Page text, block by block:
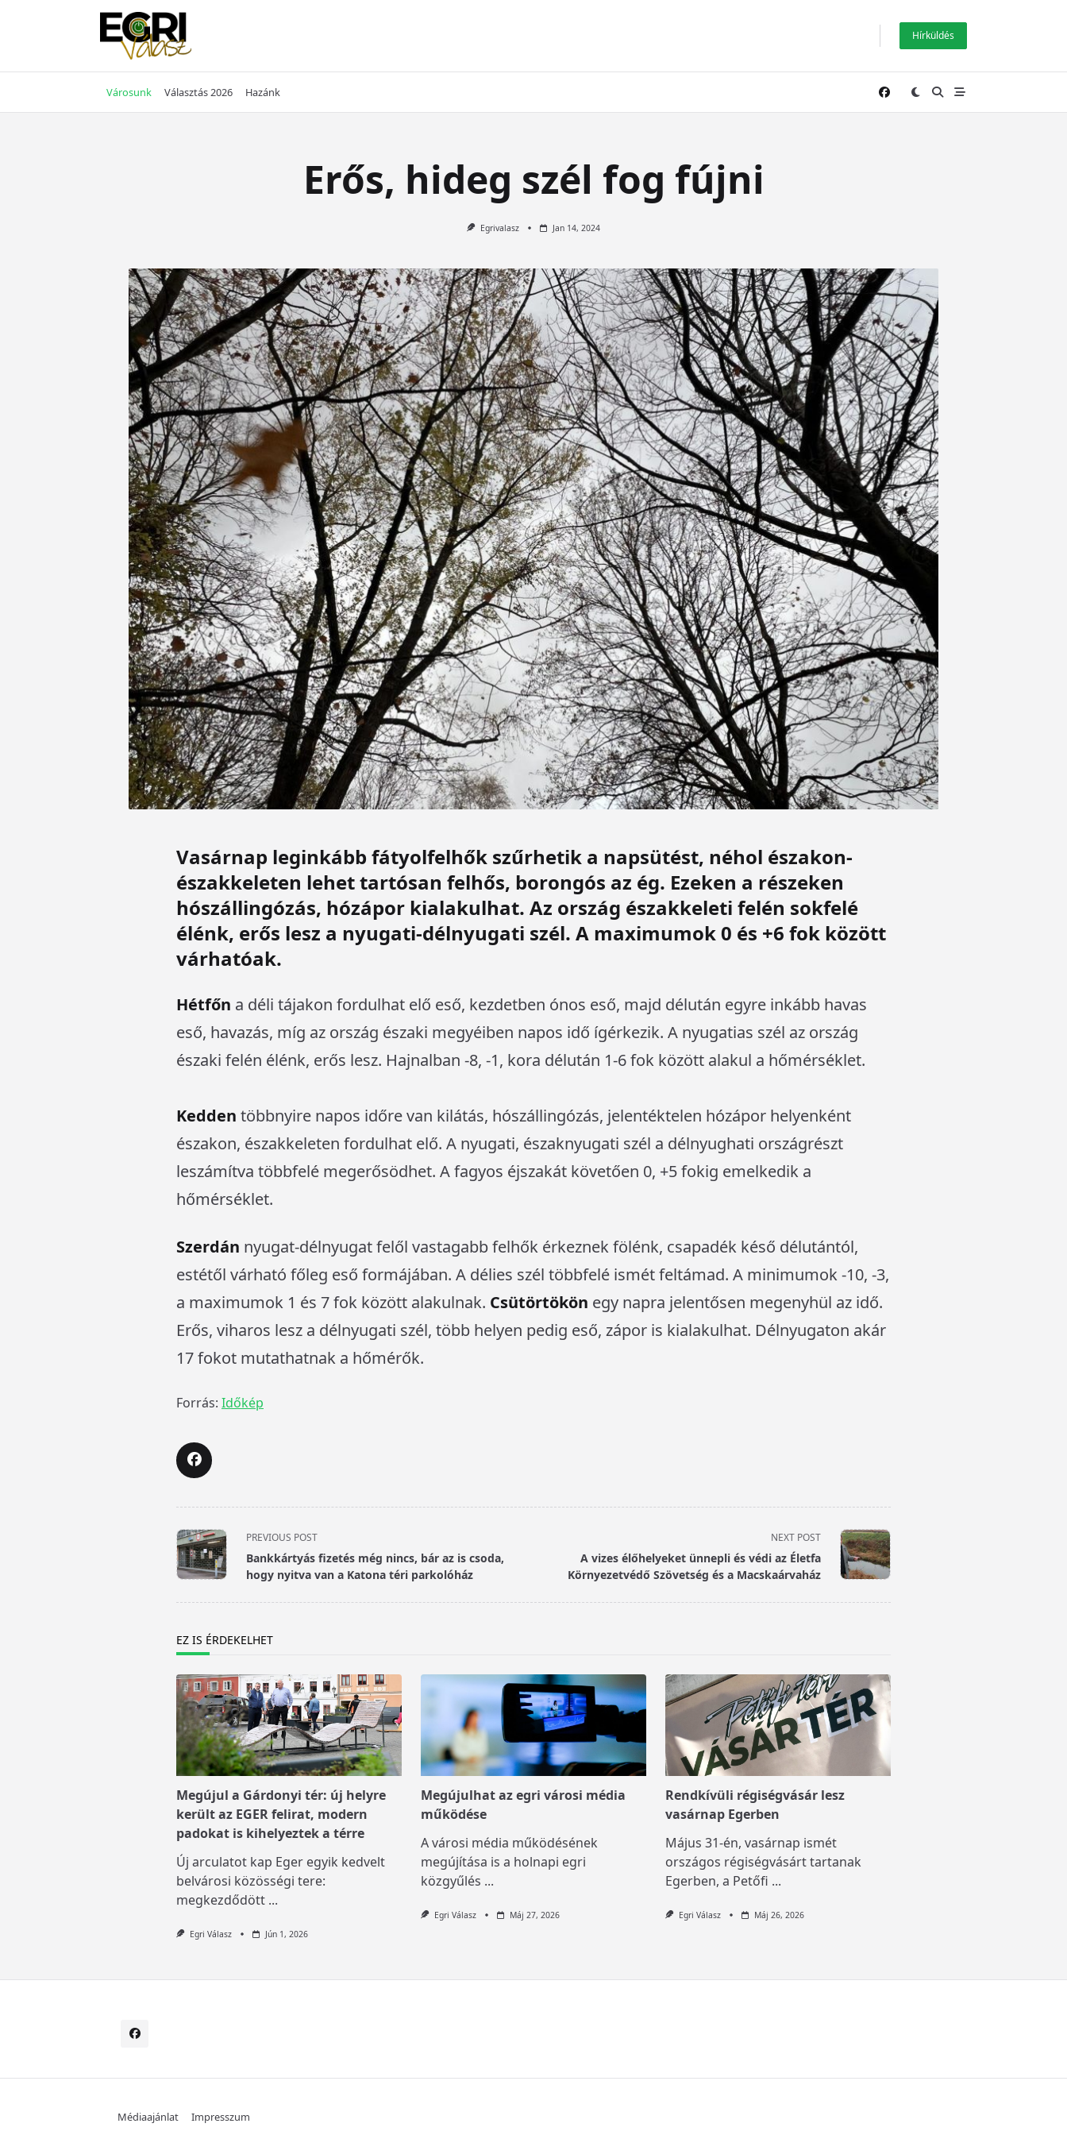
Hírküldés
Városunk Választás 2026 Hazánk
Erős, hideg szél fog fújni
Egrivalasz Jan 14, 2024
Vasárnap leginkább fátyolfelhők szűrhetik a napsütést, néhol északon-
északkeleten lehet tartósan felhős, borongós az ég. Ezeken a részeken
hószállingózás, hózápor kialakulhat. Az ország északkeleti felén sokfelé
élénk, erős lesz a nyugati-délnyugati szél. A maximumok 0 és +6 fok között
várhatóak.
Hétfőn a déli tájakon fordulhat elő eső, kezdetben ónos eső, majd délután egyre inkább havas
eső, havazás, míg az ország északi megyéiben napos idő ígérkezik. A nyugatias szél az ország
északi felén élénk, erős lesz. Hajnalban -8, -1, kora délután 1-6 fok között alakul a hőmérséklet.
Kedden többnyire napos időre van kilátás, hószállingózás, jelentéktelen hózápor helyenként
északon, északkeleten fordulhat elő. A nyugati, északnyugati szél a délnyughati országrészt
leszámítva többfelé megerősödhet. A fagyos éjszakát követően 0, +5 fokig emelkedik a
hőmérséklet.
Szerdán nyugat-délnyugat felől vastagabb felhők érkeznek fölénk, csapadék késő délutántól,
estétől várható főleg eső formájában. A délies szél többfelé ismét feltámad. A minimumok -10, -3,
a maximumok 1 és 7 fok között alakulnak. Csütörtökön egy napra jelentősen megenyhül az idő.
Erős, viharos lesz a délnyugati szél, több helyen pedig eső, zápor is kialakulhat. Délnyugaton akár
17 fokot mutathatnak a hőmérők.
Forrás: Időkép
<span
class="nav-
subtitle
text">Page</span>
PREVIOUS POST
Bankkártyás fizetés még nincs, bár az is csoda,
hogy nyitva van a Katona téri parkolóház
NEXT POST
A vizes élőhelyeket ünnepli és védi az Életfa
Környezetvédő Szövetség és a Macskaárvaház
EZ IS ÉRDEKELHET
Megújul a Gárdonyi tér: új helyre
került az EGER felirat, modern
padokat is kihelyeztek a térre
Új arculatot kap Eger egyik kedvelt
belvárosi közösségi tere:
megkezdődött ...
Egri Válasz Jún 1, 2026
Megújulhat az egri városi média
működése
A városi média működésének
megújítása is a holnapi egri
közgyűlés ...
Egri Válasz Máj 27, 2026
Rendkívüli régiségvásár lesz
vasárnap Egerben
Május 31-én, vasárnap ismét
országos régiségvásárt tartanak
Egerben, a Petőfi ...
Egri Válasz Máj 26, 2026
Médiaajánlat Impresszum